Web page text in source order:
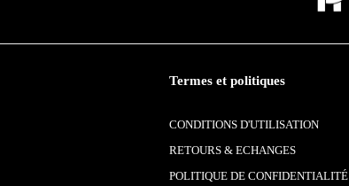
Termes et politiques
CONDITIONS D'UTILISATION
RETOURS & ECHANGES
POLITIQUE DE CONFIDENTIALITÉ